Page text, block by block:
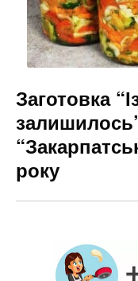
Заготовка
року